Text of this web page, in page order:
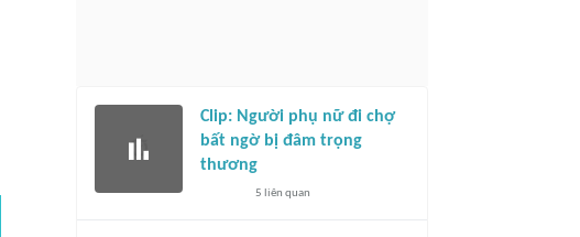
Clip: Người phụ nữ đi chợ
bất ngờ bị đâm trọng
thương
5 liên quan